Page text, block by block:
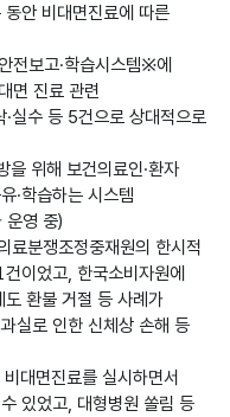
안 비대면진료에 따른
보고·학습시스템※에
면 진료 관련
실수 등 5건으로 상대적으로
위해 보건의료인·환자
·학습하는 시스템
운영 중)
분쟁조정중재원의 한시적
이었고, 한국소비자원에
환불 거절 등 사례가
실로 인한 신체상 손해 등
대면진료를 실시하면서
있었고, 대형병원 쏠림 등